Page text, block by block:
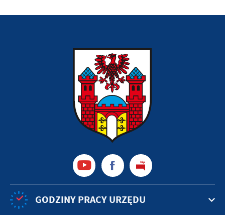
GODZINY PRACY URZĘDU